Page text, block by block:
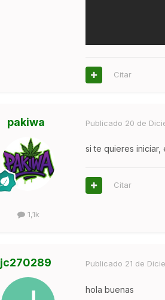
Citar
pakiwa
1,1k
Publicado 20 de
si te quieres
Citar
jc270289 Publicado 21 de
hola buenas